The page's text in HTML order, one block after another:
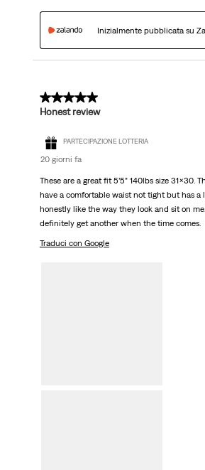
Inizialmente pubblicata su
5 su 5 stelle.
Honest review
PARTECIPAZIONE LOTTERIA
20 giorni fa
These are a great fit 5’5” 140lbs size 31x30.
have a comfortable waist not tight but has a
honestly like the way they look and sit on
definitely get another when the time comes.
Traduci con Google